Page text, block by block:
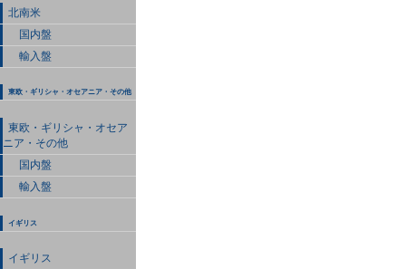
北南米
国内盤
輸入盤
東欧・ギリシャ・オセアニア・その他
東欧・ギリシャ・オセア
ニア・その他
国内盤
輸入盤
イギリス
イギリス